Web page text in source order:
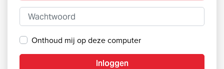
Wachtwoord
Onthoud mij op deze computer
Inloggen